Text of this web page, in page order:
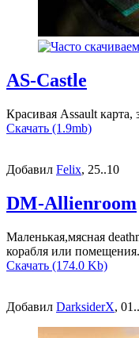
AS-Castle
Красивая Assault карта,
Скачать (1.9mb)
Добавил Felix, 25..10
DM-Allienroom
Маленькая,мясная
корабля или помещения.
Скачать (174.0 Kb)
Добавил DarksiderX,